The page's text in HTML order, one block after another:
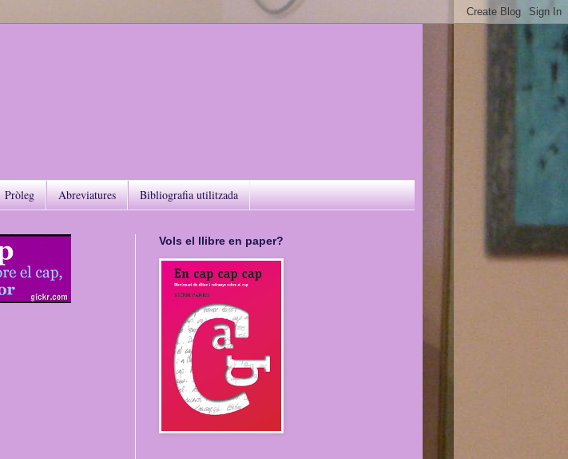
Pròleg Abreviatures Bibliografia utilitzada
Vols el llibre en paper?